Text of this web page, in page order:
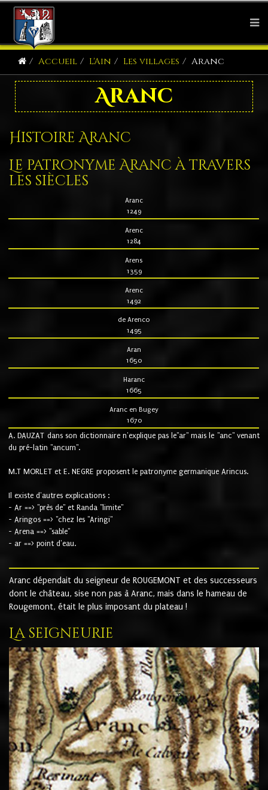
Accueil L'Ain Les villages Aranc
Aranc
Histoire Aranc
Le patronyme Aranc à travers
les siècles
Aranc
1249
Arenc
1284
Arens
1359
Arenc
1492
de Arenco
1495
Aran
1650
Haranc
1665
Aranc en Bugey
1670
A. DAUZAT dans son dictionnaire n'explique pas le"ar" mais le "anc" venant
du pré-latin "ancum".
M.T MORLET et E. NEGRE proposent le patronyme germanique Arincus.
Il existe d'autres explications :
- Ar ==> "près de" et Randa "limite"
- Aringos ==> "chez les "Aringi"
- Arena ==> "sable"
- ar ==> point d'eau.
Aranc dépendait du seigneur de ROUGEMONT et des successeurs
dont le château, sise non pas à Aranc, mais dans le hameau de
Rougemont, était le plus imposant du plateau !
La seigneurie